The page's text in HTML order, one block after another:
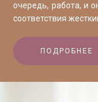
очередь, работа, и
соответствия
ПОДРОБНЕЕ